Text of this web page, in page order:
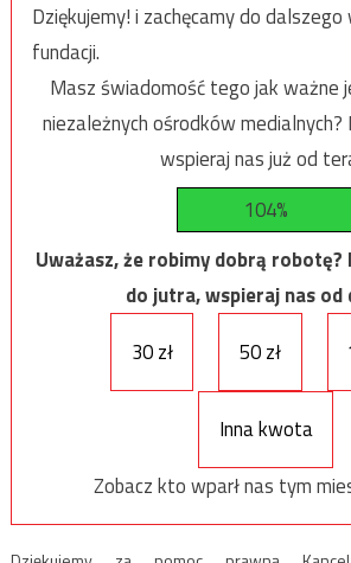
Dziękujemy! i zachęcamy do
fundacji.
Masz świadomość tego jak ważne
niezależnych ośrodków
wspieraj nas już od
104%
Uważasz, że robimy dobrą robotę?
do jutra, wspieraj nas od
30 zł
50 zł
Inna kwota
Zobacz kto wparł nas tym